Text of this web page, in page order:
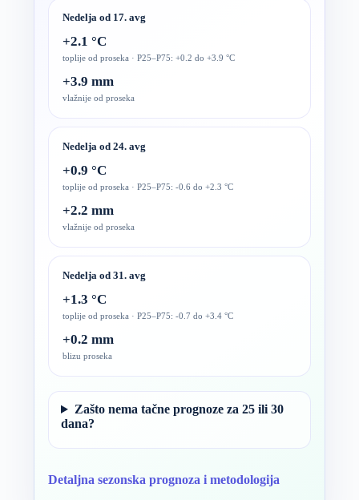
Nedelja od 17. avg
+2.1 °C
toplije od proseka · P25–P75: +0.2 do +3.9 °C
+3.9 mm
vlažnije od proseka
Nedelja od 24. avg
+0.9 °C
toplije od proseka · P25–P75: -0.6 do +2.3 °C
+2.2 mm
vlažnije od proseka
Nedelja od 31. avg
+1.3 °C
toplije od proseka · P25–P75: -0.7 do +3.4 °C
+0.2 mm
blizu proseka
Zašto nema tačne prognoze za 25 ili 30
dana?
Detaljna sezonska prognoza i metodologija